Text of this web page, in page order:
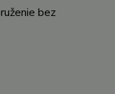
bez